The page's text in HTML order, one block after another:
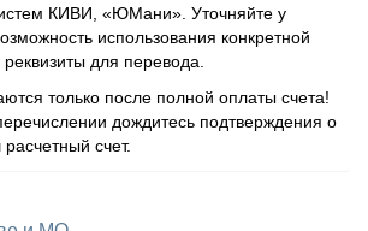
КИВИ, «ЮМани». Уточняйте у
использования конкретной
для перевода.
только после полной оплаты счета!
дождитесь подтверждения о
счет.